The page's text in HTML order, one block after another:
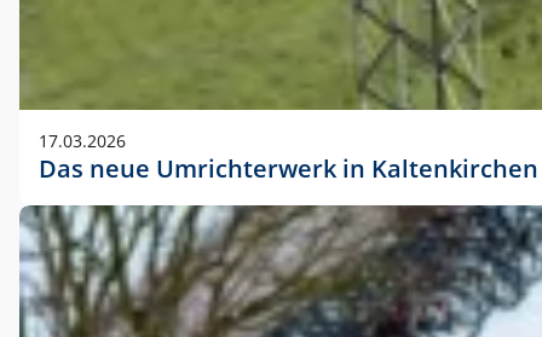
17.03.2026
Das neue Umrichterwerk in Kaltenkirchen